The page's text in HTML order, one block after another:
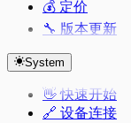
💰 定价
🔧 版本更新
System
👋 快速开始
🔗 设备连接